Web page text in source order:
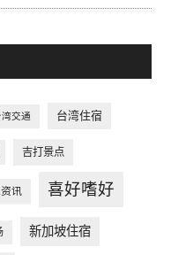
湾交通 台湾住宿
吉打景点
讯 喜好嗜好
新加坡住宿